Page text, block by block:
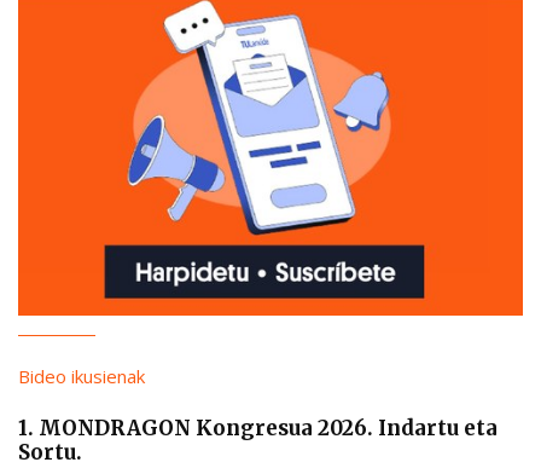
Bideo ikusienak
1. MONDRAGON Kongresua 2026. Indartu eta
Sortu.